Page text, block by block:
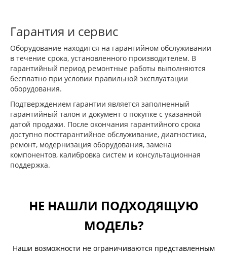
Гарантия и сервис
Оборудование находится на гарантийном обслуживании
в течение срока, установленного производителем. В
гарантийный период ремонтные работы выполняются
бесплатно при условии правильной эксплуатации
оборудования.
Подтверждением гарантии является заполненный
гарантийный талон и документ о покупке с указанной
датой продажи. После окончания гарантийного срока
доступно постгарантийное обслуживание, диагностика,
ремонт, модернизация оборудования, замена
компонентов, калибровка систем и консультационная
поддержка.
НЕ НАШЛИ ПОДХОДЯЩУЮ
МОДЕЛЬ?
Наши возможности не ограничиваются представленным